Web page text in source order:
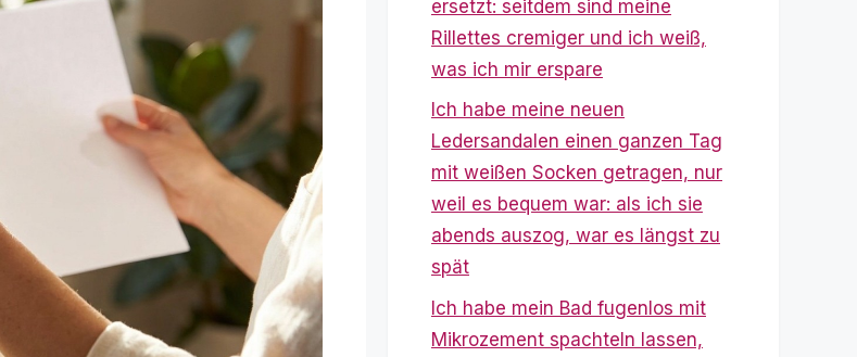
ersetzt: seitdem sind meine
Rillettes cremiger und ich weiß,
was ich mir erspare
Ich habe meine neuen
Ledersandalen einen ganzen Tag
mit weißen Socken getragen, nur
weil es bequem war: als ich sie
abends auszog, war es längst zu
spät
Ich habe mein Bad fugenlos mit
Mikrozement spachteln lassen,